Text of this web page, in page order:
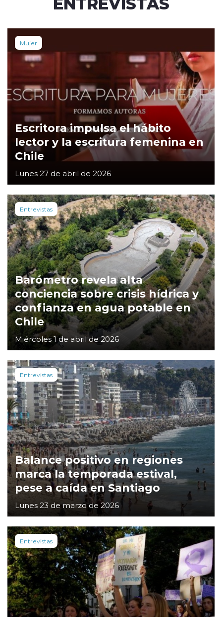
Mujer
Escritora impulsa el hábito
lector y la escritura femenina en
Chile
Lunes 27 de abril de 2026
Entrevistas
Barómetro revela alta
conciencia sobre crisis hídrica y
confianza en agua potable en
Chile
Miércoles 1 de abril de 2026
Entrevistas
Balance positivo en regiones
marca la temporada estival,
pese a caída en Santiago
Lunes 23 de marzo de 2026
Entrevistas